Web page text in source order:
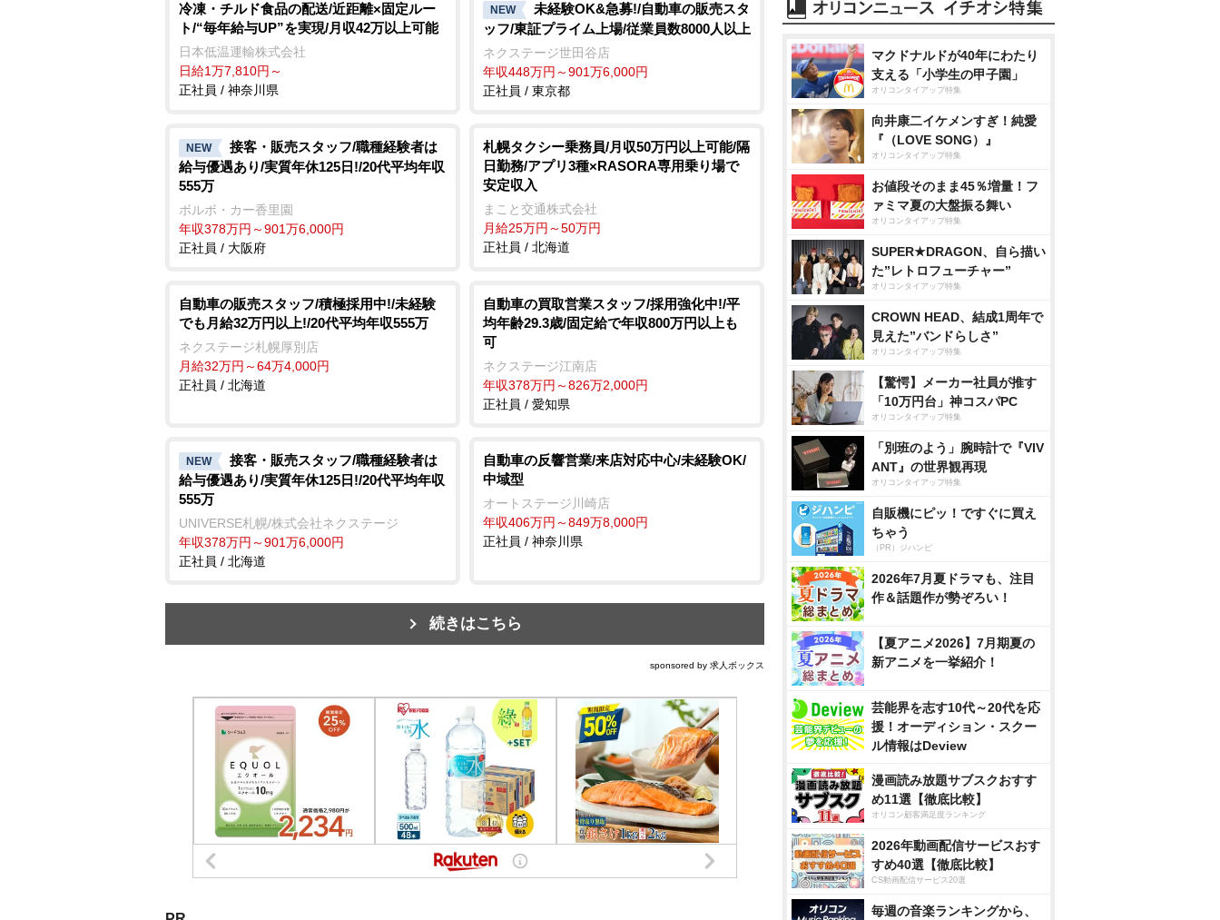
冷凍・チルド食品の配送/近距離×固定ルー
ト/“毎年給与UP”を実現/月収42万以上可能
日本低温運輸株式会社
日給1万7,810円～
正社員 / 神奈川県
NEW
未経験OK&急募!/自動車の販売スタ
ッフ/東証プライム上場/従業員数8000人以上
ネクステージ世田谷店
年収448万円～901万6,000円
正社員 / 東京都
NEW
接客・販売スタッフ/職種経験者は
給与優遇あり/実質年休125日!/20代平均年収
555万
ボルボ・カー香里園
年収378万円～901万6,000円
正社員 / 大阪府
札幌タクシー乗務員/月収50万円以上可能/隔
日勤務/アプリ3種×RASORA専用乗り場で
安定収入
まこと交通株式会社
月給25万円～50万円
正社員 / 北海道
自動車の販売スタッフ/積極採用中!/未経験
でも月給32万円以上!/20代平均年収555万
ネクステージ札幌厚別店
月給32万円～64万4,000円
正社員 / 北海道
自動車の買取営業スタッフ/採用強化中!/平
均年齢29.3歳/固定給で年収800万円以上も
可
ネクステージ江南店
年収378万円～826万2,000円
正社員 / 愛知県
NEW
接客・販売スタッフ/職種経験者は
給与優遇あり/実質年休125日!/20代平均年収
555万
UNIVERSE札幌/株式会社ネクステージ
年収378万円～901万6,000円
正社員 / 北海道
自動車の反響営業/来店対応中心/未経験OK/
中域型
オートステージ川崎店
年収406万円～849万8,000円
正社員 / 神奈川県
続きはこちら
sponsored by 求人ボックス
マクドナルドが40年にわたり
支える「小学生の甲子園」
オリコンタイアップ特集
向井康二イケメンすぎ！純愛
『（LOVE SONG）』
オリコンタイアップ特集
お値段そのまま45％増量！フ
ァミマ夏の大盤振る舞い
オリコンタイアップ特集
SUPER★DRAGON、自ら描い
た”レトロフューチャー”
オリコンタイアップ特集
CROWN HEAD、結成1周年で
見えた”バンドらしさ”
オリコンタイアップ特集
【驚愕】メーカー社員が推す
「10万円台」神コスパPC
オリコンタイアップ特集
「別班のよう」腕時計で『VIV
ANT』の世界観再現
オリコンタイアップ特集
自販機にピッ！ですぐに買え
ちゃう
（PR）ジハンピ
2026年7月夏ドラマも、注目
作＆話題作が勢ぞろい！
【夏アニメ2026】7月期夏の
新アニメを一挙紹介！
芸能界を志す10代～20代を応
援！オーディション・スクー
ル情報はDeview
漫画読み放題サブスクおすす
め11選【徹底比較】
オリコン顧客満足度ランキング
2026年動画配信サービスおす
すめ40選【徹底比較】
CS動画配信サービス20選
毎週の音楽ランキングから、